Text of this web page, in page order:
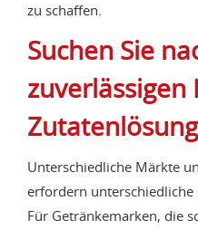
zu schaffen.
Suchen Sie
zuverlässigen
Unterschiedliche Märkte
erfordern unterschiedliche
Für Getränkemarken, die